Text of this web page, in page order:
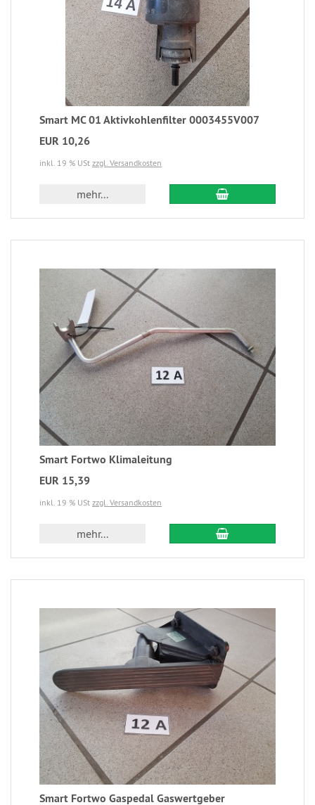
Smart MC 01 Aktivkohlenfilter 0003455V007
EUR 10,26
inkl. 19 % USt zzgl. Versandkosten
mehr...
Smart Fortwo Klimaleitung
EUR 15,39
inkl. 19 % USt zzgl. Versandkosten
mehr...
Smart Fortwo Gaspedal Gaswertgeber